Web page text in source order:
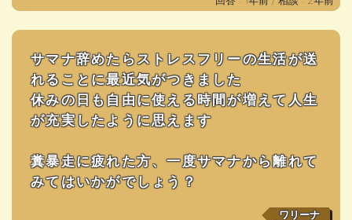
サマナ辞めたらストレスフリーの生活が送
れることに最近気がつきました
休みの日も自由に使える時間が増えて人生
が充実したように思えます
糞暴走に疲れた方、一度サマナから離れて
みてはいかがでしょう？
ワリーナ